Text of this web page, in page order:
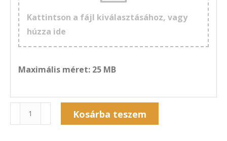
Kattintson a fájl kiválasztásához, vagy
húzza ide
Maximális méret: 25 MB
Naptár
1F-
Kosárba teszem